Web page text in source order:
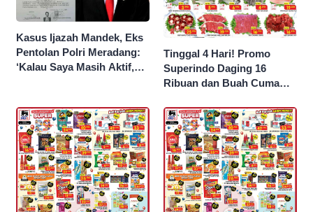
Kasus Ijazah Mandek, Eks
Pentolan Polri Meradang:
‘Kalau Saya Masih Aktif,
Tinggal 4 Hari! Promo
Superindo Daging 16
Ribuan dan Buah Cuma